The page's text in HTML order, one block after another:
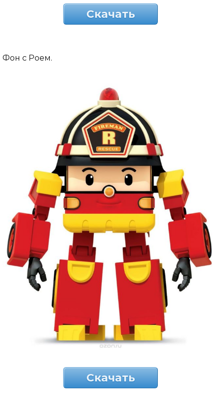
Скачать
Фон с Роем.
Скачать